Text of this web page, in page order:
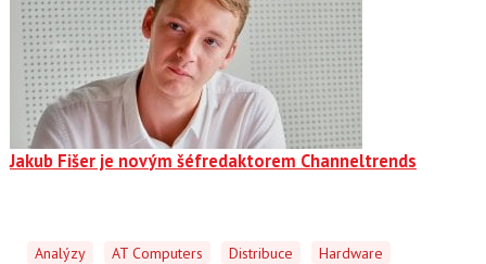
Jakub Fišer je novým šéfredaktorem Channeltrends
Analýzy AT Computers Distribuce
Hardware